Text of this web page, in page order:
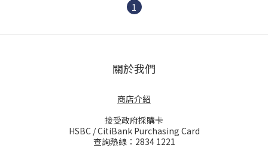
1
關於我們
商店介紹
接受政府採購卡
HSBC / CitiBank Purchasing Card
查詢熱線：2834 1221